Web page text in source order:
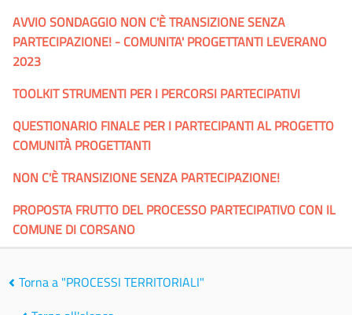
AVVIO SONDAGGIO NON C'È TRANSIZIONE SENZA
PARTECIPAZIONE! - COMUNITA' PROGETTANTI LEVERANO
2023
TOOLKIT STRUMENTI PER I PERCORSI PARTECIPATIVI
QUESTIONARIO FINALE PER I PARTECIPANTI AL PROGETTO
COMUNITÀ PROGETTANTI
NON C'È TRANSIZIONE SENZA PARTECIPAZIONE!
PROPOSTA FRUTTO DEL PROCESSO PARTECIPATIVO CON IL
COMUNE DI CORSANO
Torna a "PROCESSI TERRITORIALI"